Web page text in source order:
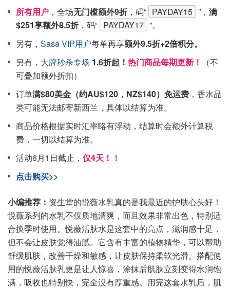
所有用户 ，全场无门槛额外9折 ，码“ PAYDAY15 ”， 满
$251享额外8.5折 ，码“ PAYDAY17 ”。
另有， Sasa VIP用户每单再享额外9.5折+2倍积分。
另有， 大牌秒杀专场 1.6折起！ 热门商品每期更新！
（不
可叠加额外折扣）
订单满$80美金（约AU$120，NZ$140）免运费 ，香水品
类可能无法邮寄新西兰，具体以结算为准。
商品价格根据实时汇率略有浮动，结算时会额外计算税
费，一切以结算为准。
活动6月1日截止， 仅4天！！
点击购买>>
小编推荐： 资生堂的悦薇水乳真的是我最近的护肤心头好！
悦薇系列的水乳不仅质地清爽，而且效果非常出色，特别适
合换季时使用。悦薇活肤水是这套中的亮点，滋润感十足，
但不会让皮肤觉得油腻。它含有丰富的植物精华，可以帮助
舒缓肌肤，改善干燥和敏感，让皮肤保持柔软光滑。搭配使
用的悦薇活肤乳更是让人惊喜，涂抹后肌肤立刻变得水润饱
满，吸收也特别快，完全没有厚重感。用完这套水乳后，肌